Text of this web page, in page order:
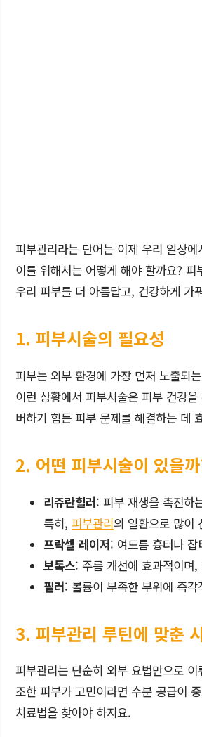
피부관리라는 단어는 이제 우리 일상
이를 위해서는 어떻게 해야 할까요?
우리 피부를 더 아름답고, 건강하게 가
1. 피부시술의 필요성
피부는 외부 환경에 가장 먼저 노출되
이런 상황에서 피부시술은 피부 건강
버하기 힘든 피부 문제를 해결하는 데
2. 어떤 피부시술이 있을
리쥬란힐러: 피부 재생을 촉진하
특히, 피부관리의 일환으로 많이
프락셀 레이저: 여드름 흉터나
보톡스: 주름 개선에 효과적이며
필러: 볼륨이 부족한 부위에 즉
3. 피부관리 루틴에 맞춘
피부관리는 단순히 외부 요법만으로
조한 피부가 고민이라면 수분 공급이
치료법을 찾아야 하지요.